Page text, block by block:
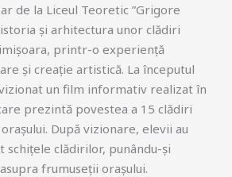
de la Liceul Teoretic ”Grigore
și arhitectura unor clădiri
printr-o experiență
și creație artistică. La începutul
un film informativ realizat în
prezintă povestea a 15 clădiri
După vizionare, elevii au
schițele clădirilor, punându-și
frumuseții orașului.